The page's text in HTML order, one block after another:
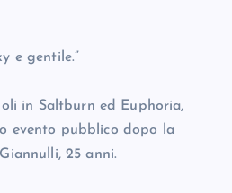
e gentile.”
in Saltburn ed Euphoria,
evento pubblico dopo la
25 anni.